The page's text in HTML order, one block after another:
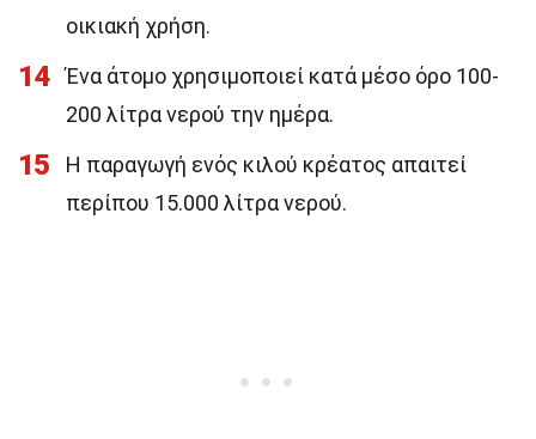
οικιακή χρήση.
14
Ένα άτομο χρησιμοποιεί κατά μέσο όρο 100-
200 λίτρα νερού την ημέρα.
15
Η παραγωγή ενός κιλού κρέατος απαιτεί
περίπου 15.000 λίτρα νερού.